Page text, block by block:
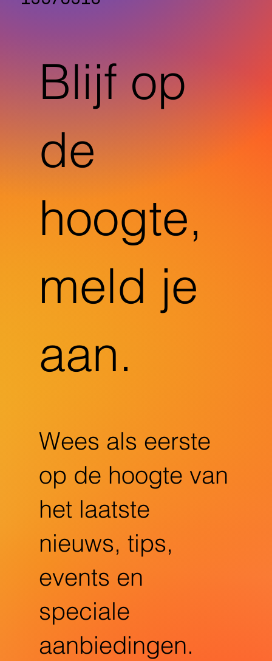
Blijf op
de
hoogte,
meld je
aan.
Wees als eerste
op de hoogte van
het laatste
nieuws, tips,
events en
speciale
aanbiedingen.